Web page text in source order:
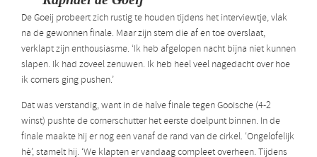
De Goeij probeert zich rustig te houden tijdens het interviewtje, vlak
na de gewonnen finale. Maar zijn stem die af en toe overslaat,
verklapt zijn enthousiasme. ‘Ik heb afgelopen nacht bijna niet kunnen
slapen. Ik had zoveel zenuwen. Ik heb heel veel nagedacht over hoe
ik corners ging pushen.’
Dat was verstandig, want in de halve finale tegen Gooische (4-2
winst) pushte de cornerschutter het eerste doelpunt binnen. In de
finale maakte hij er nog een vanaf de rand van de cirkel. ‘Ongelofelijk
hè’, stamelt hij. ‘We klapten er vandaag compleet overheen. Tijdens